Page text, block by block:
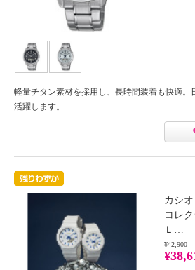
軽量チタン素材を採用し、長時間装着も快適。
活躍します。
カシ
コレ
Ｌ…
¥42,900